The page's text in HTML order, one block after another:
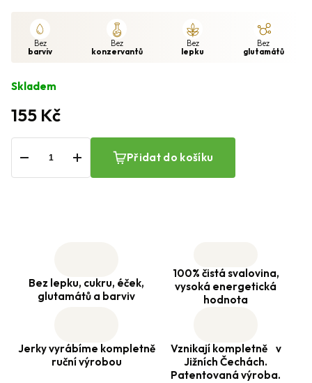
155 Kč
Skladem
+
− Přidat do košíku
Bez
barviv
Bez
konzervantů
Bez
lepku
Bez
glutamátů
Bez lepku, cukru, éček,
glutamátů a barviv
100% čistá svalovina,
vysoká energetická
hodnota
Jerky vyrábíme kompletně
ruční výrobou
Vznikají kompletně v
Jižních Čechách.
Patentovaná výroba.